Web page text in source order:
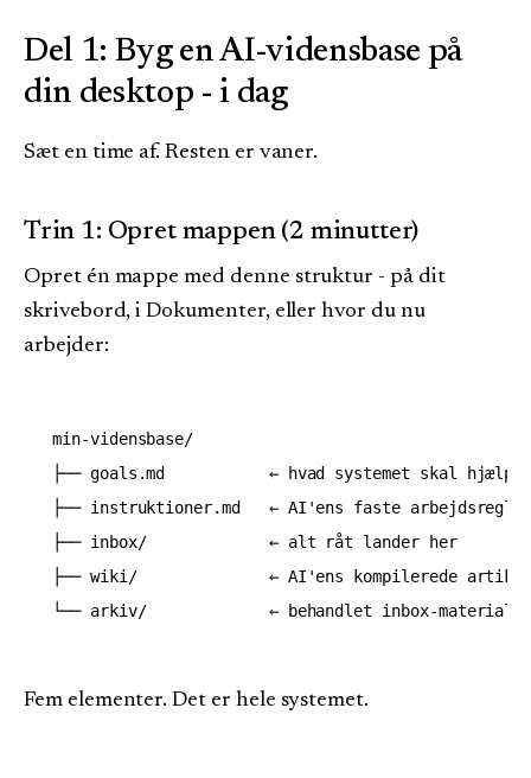
Del 1: Byg en AI-vidensbase på
din desktop - i dag
Sæt en time af. Resten er vaner.
Trin 1: Opret mappen (2 minutter)
Opret én mappe med denne struktur - på dit
skrivebord, i Dokumenter, eller hvor du nu
arbejder:
min-vidensbase/
├── goals.md           ← hvad systemet skal hjælpe
├── instruktioner.md   ← AI'ens faste
├── inbox/             ← alt råt lander her
├── wiki/              ← AI'ens kompilerede
Fem elementer. Det er hele systemet.